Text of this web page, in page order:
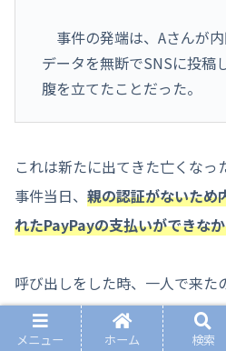
事件の発端は、Aさんが
データを無断でSNSに投稿
腹を立てたことだった。
これは新たに出てきた亡くなっ
事件当日、 親の認証がないため
れたPayPayの支払いができな
呼び出しをした時、一人で来た
ていたからだという。
メニュー ホーム 検索